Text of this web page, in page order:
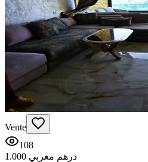
Vente
108
1.000 درهم مغربي